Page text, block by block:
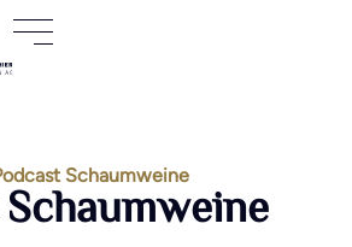
Schaumweine